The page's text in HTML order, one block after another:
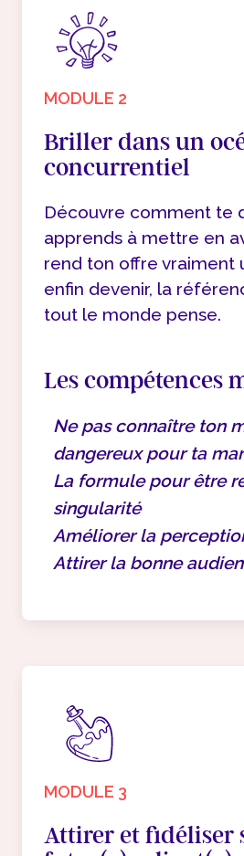
MODULE 2
Briller dans un
concurrentiel
Découvre comment te
apprends à mettre en
rend ton offre vraiment
enfin devenir, la
tout le monde pense.
Les compétences
Ne pas connaître ton
dangereux pour ta
La formule pour être
singularité
Améliorer la
Attirer la bonne
MODULE 3
Attirer et fidéliser